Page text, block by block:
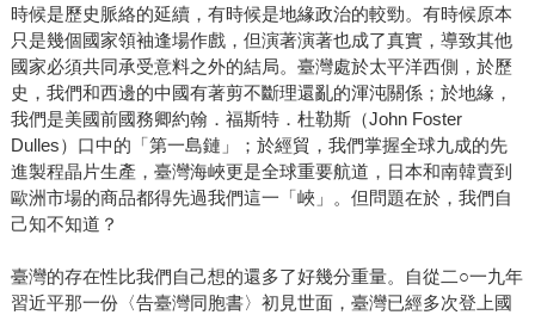
時候是歷史脈絡的延續，有時候是地緣政治的較勁。有時候原本
只是幾個國家領袖逢場作戲，但演著演著也成了真實，導致其他
國家必須共同承受意料之外的結局。臺灣處於太平洋西側，於歷
史，我們和西邊的中國有著剪不斷理還亂的渾沌關係；於地緣，
我們是美國前國務卿約翰．福斯特．杜勒斯（John Foster
Dulles）口中的「第一島鏈」；於經貿，我們掌握全球九成的先
進製程晶片生產，臺灣海峽更是全球重要航道，日本和南韓賣到
歐洲市場的商品都得先過我們這一「峽」。但問題在於，我們自
己知不知道？
臺灣的存在性比我們自己想的還多了好幾分重量。自從二○一九年
習近平那一份〈告臺灣同胞書〉初見世面，臺灣已經多次登上國